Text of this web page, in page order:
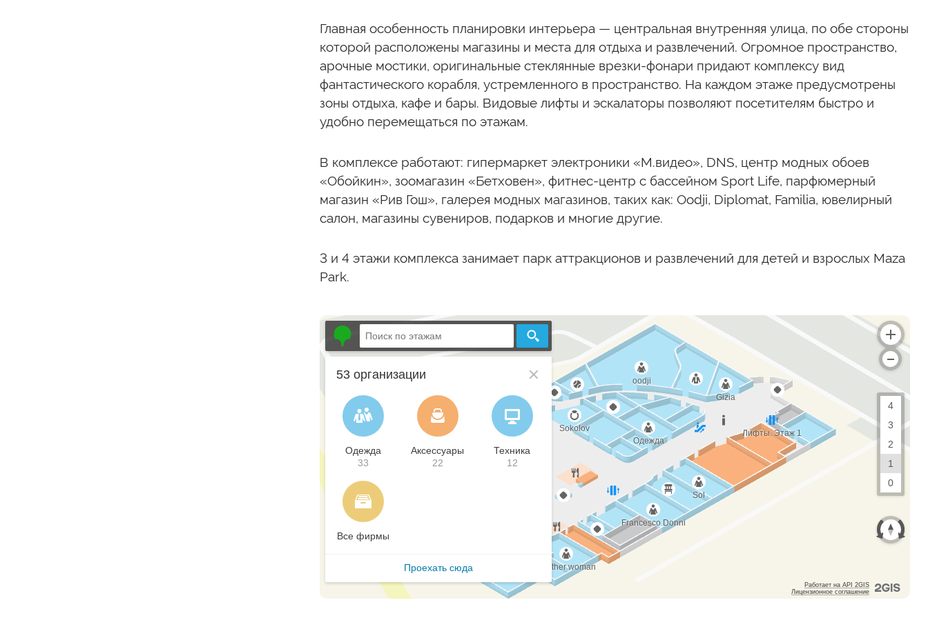
Главная особенность планировки интерьера — центральная внутренняя улица, по обе стороны
которой расположены магазины и места для отдыха и развлечений. Огромное пространство,
арочные мостики, оригинальные стеклянные врезки-фонари придают комплексу вид
фантастического корабля, устремленного в пространство. На каждом этаже предусмотрены
зоны отдыха, кафе и бары. Видовые лифты и эскалаторы позволяют посетителям быстро и
удобно перемещаться по этажам.
В комплексе работают: гипермаркет электроники «М.видео», DNS, центр модных обоев
«Обойкин», зоомагазин «Бетховен», фитнес-центр с бассейном Sport Life, парфюмерный
магазин «Рив Гош», галерея модных магазинов, таких как: Оodji, Diplomat, Familia, ювелирный
салон, магазины сувениров, подарков и многие другие.
3 и 4 этажи комплекса занимает парк аттракционов и развлечений для детей и взрослых Maza
Park.